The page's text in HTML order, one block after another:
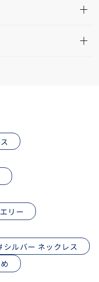
リー
シルバー ネックレス